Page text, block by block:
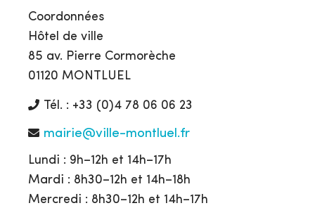
Coordonnées
Hôtel de ville
85 av. Pierre Cormorèche
01120 MONTLUEL
Tél. : +33 (0)4 78 06 06 23
mairie@ville-montluel.fr
Lundi : 9h–12h et 14h–17h
Mardi : 8h30–12h et 14h–18h
Mercredi : 8h30–12h et 14h–17h